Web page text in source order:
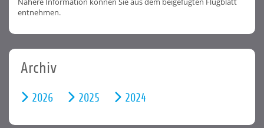
entnehmen.
Archiv
2026 2025 2024